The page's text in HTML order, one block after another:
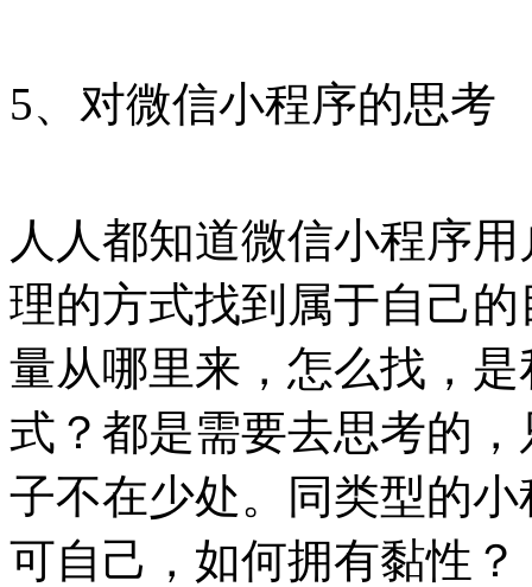
5、对微信小程序的思考
人人都知道微信小程序
理的方式找到属于自己
量从哪里来，怎么找，
式？都是需要去思考的
子不在少处。同类型的
可自己，如何拥有黏性？